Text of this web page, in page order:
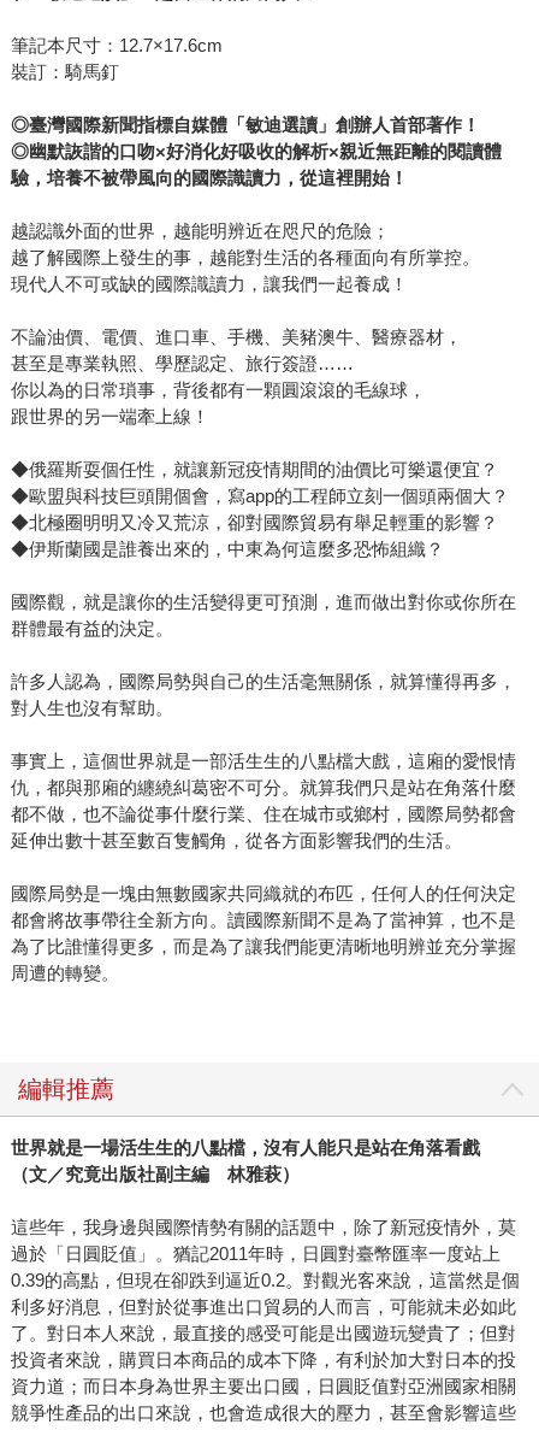
筆記本尺寸：12.7×17.6cm
裝訂：騎馬釘
◎臺灣國際新聞指標自媒體「敏迪選讀」創辦人首部著作！
◎幽默詼諧的口吻×好消化好吸收的解析×親近無距離的閱讀體
驗，培養不被帶風向的國際識讀力，從這裡開始！
越認識外面的世界，越能明辨近在咫尺的危險；
越了解國際上發生的事，越能對生活的各種面向有所掌控。
現代人不可或缺的國際識讀力，讓我們一起養成！
不論油價、電價、進口車、手機、美豬澳牛、醫療器材，
甚至是專業執照、學歷認定、旅行簽證……
你以為的日常瑣事，背後都有一顆圓滾滾的毛線球，
跟世界的另一端牽上線！
◆俄羅斯耍個任性，就讓新冠疫情期間的油價比可樂還便宜？
◆歐盟與科技巨頭開個會，寫app的工程師立刻一個頭兩個大？
◆北極圈明明又冷又荒涼，卻對國際貿易有舉足輕重的影響？
◆伊斯蘭國是誰養出來的，中東為何這麼多恐怖組織？
國際觀，就是讓你的生活變得更可預測，進而做出對你或你所在
群體最有益的決定。
許多人認為，國際局勢與自己的生活毫無關係，就算懂得再多，
對人生也沒有幫助。
事實上，這個世界就是一部活生生的八點檔大戲，這廂的愛恨情
仇，都與那廂的纏繞糾葛密不可分。就算我們只是站在角落什麼
都不做，也不論從事什麼行業、住在城市或鄉村，國際局勢都會
延伸出數十甚至數百隻觸角，從各方面影響我們的生活。
國際局勢是一塊由無數國家共同織就的布匹，任何人的任何決定
都會將故事帶往全新方向。讀國際新聞不是為了當神算，也不是
為了比誰懂得更多，而是為了讓我們能更清晰地明辨並充分掌握
周遭的轉變。
編輯推薦
世界就是一場活生生的八點檔，沒有人能只是站在角落看戲
（文／究竟出版社副主編 林雅萩）
這些年，我身邊與國際情勢有關的話題中，除了新冠疫情外，莫
過於「日圓貶值」。猶記2011年時，日圓對臺幣匯率一度站上
0.39的高點，但現在卻跌到逼近0.2。對觀光客來說，這當然是個
利多好消息，但對於從事進出口貿易的人而言，可能就未必如此
了。對日本人來說，最直接的感受可能是出國遊玩變貴了；但對
投資者來說，購買日本商品的成本下降，有利於加大對日本的投
資力道；而日本身為世界主要出口國，日圓貶值對亞洲國家相關
競爭性產品的出口來說，也會造成很大的壓力，甚至會影響這些